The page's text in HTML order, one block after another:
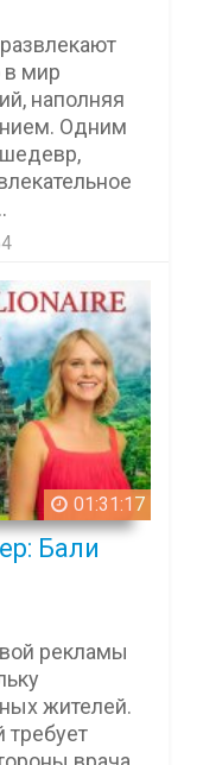
в мир
наполняя
Одним
01:31:17
Бали
рекламы
жителей.